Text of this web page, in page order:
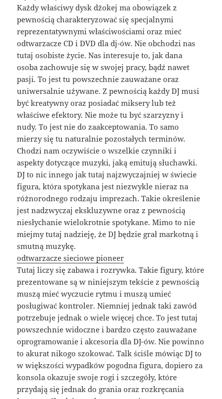
Każdy właściwy dysk dżokej ma obowiązek z
pewnością charakteryzować się specjalnymi
reprezentatywnymi właściwościami oraz mieć
odtwarzacze CD i DVD dla dj-ów. Nie obchodzi nas
tutaj osobiste życie. Nas interesuje to, jak dana
osoba zachowuje się w swojej pracy, bądź nawet
pasji. To jest tu powszechnie zauważane oraz
uniwersalnie używane. Z pewnością każdy DJ musi
być kreatywny oraz posiadać miksery lub też
właściwe efektory. Nie może tu być szarzyzny i
nudy. To jest nie do zaakceptowania. To samo
mierzy się tu naturalnie pozostałych terminów.
Chodzi nam oczywiście o wszelkie czynniki i
aspekty dotyczące muzyki, jaką emitują słuchawki.
DJ to nic innego jak tutaj najzwyczajniej w świecie
figura, która spotykana jest niezwykle nieraz na
różnorodnego rodzaju imprezach. Takie określenie
jest nadzwyczaj ekskluzywne oraz z pewnością
niesłychanie wielokrotnie spotykane. Mimo to nie
miejmy tutaj nadzieję, że DJ będzie grał markotną i
smutną muzykę.
odtwarzacze sieciowe pioneer
Tutaj liczy się zabawa i rozrywka. Takie figury, które
prezentowane są w niniejszym tekście z pewnością
muszą mieć wyczucie rytmu i muszą umieć
posługiwać kontroler. Niemniej jednak taki zawód
potrzebuje jednak o wiele więcej chce. To jest tutaj
powszechnie widoczne i bardzo często zauważane
oprogramowanie i akcesoria dla DJ-ów. Nie powinno
to akurat nikogo szokować. Talk ściśle mówiąc DJ to
w większości wypadków pogodna figura, dopiero za
konsola okazuje swoje rogi i szczegóły, które
przydają się jednak do grania oraz rozkręcania